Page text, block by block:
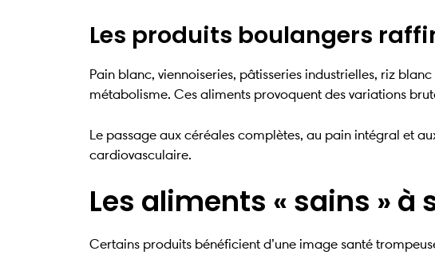
Les produits boulangers
Pain blanc, viennoiseries, pâtisseries industrielles, riz
métabolisme. Ces aliments provoquent des variations
Le passage aux céréales complètes, au pain intégral et
cardiovasculaire.
Les aliments « sains » à
Certains produits bénéficient d’une image santé